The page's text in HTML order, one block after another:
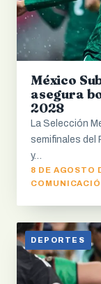
México
asegura
2028
La Selección
semifinales del
y…
8 DE AGOSTO
DEPORTES